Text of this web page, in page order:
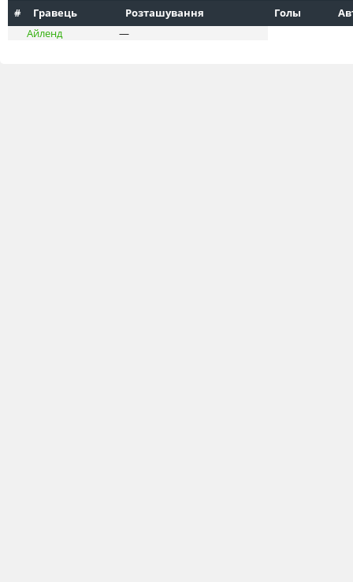
#
Гравець Розташування Голы
Айленд
—